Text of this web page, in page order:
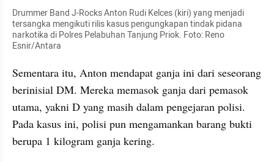
Drummer Band J-Rocks Anton Rudi Kelces (kiri) yang menjadi
tersangka mengikuti rilis kasus pengungkapan tindak pidana
narkotika di Polres Pelabuhan Tanjung Priok. Foto: Reno
Esnir/Antara
Sementara itu, Anton mendapat ganja ini dari seseorang
berinisial DM. Mereka memasok ganja dari pemasok
utama, yakni D yang masih dalam pengejaran polisi.
Pada kasus ini, polisi pun mengamankan barang bukti
berupa 1 kilogram ganja kering.